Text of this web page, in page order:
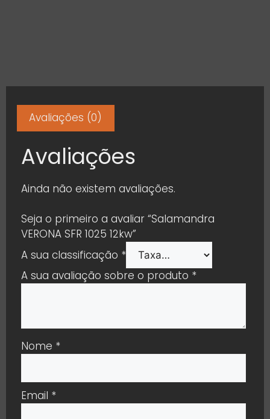
Avaliações (0)
Avaliações
Ainda não existem avaliações.
Seja o primeiro a avaliar “Salamandra
VERONA SFR 1025 12kw”
A sua classificação *
A sua avaliação sobre o produto *
Nome *
Email *